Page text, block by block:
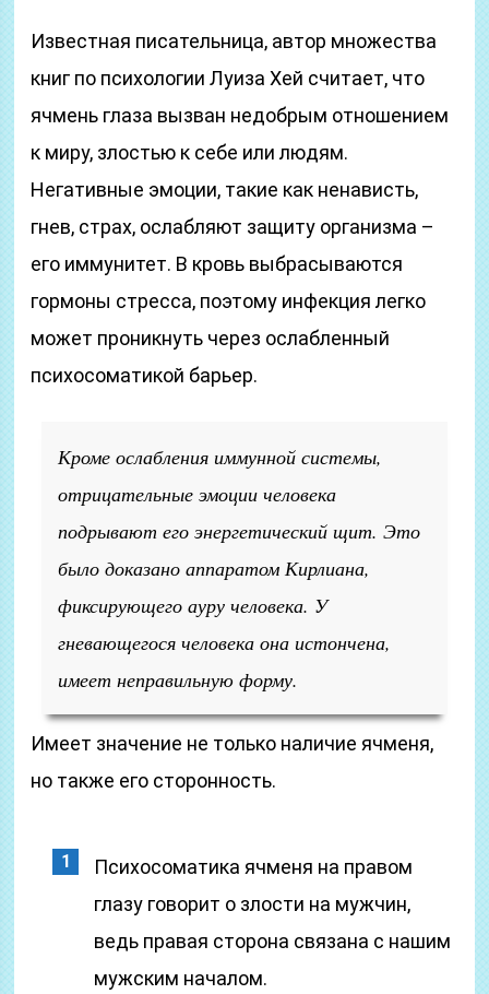
Известная писательница, автор множества
книг по психологии Луиза Хей считает, что
ячмень глаза вызван недобрым отношением
к миру, злостью к себе или людям.
Негативные эмоции, такие как ненависть,
гнев, страх, ослабляют защиту организма –
его иммунитет. В кровь выбрасываются
гормоны стресса, поэтому инфекция легко
может проникнуть через ослабленный
психосоматикой барьер.
Кроме ослабления иммунной системы,
отрицательные эмоции человека
подрывают его энергетический щит. Это
было доказано аппаратом Кирлиана,
фиксирующего ауру человека. У
гневающегося человека она истончена,
имеет неправильную форму.
Имеет значение не только наличие ячменя,
но также его сторонность.
Психосоматика ячменя на правом
глазу говорит о злости на мужчин,
ведь правая сторона связана с нашим
мужским началом.